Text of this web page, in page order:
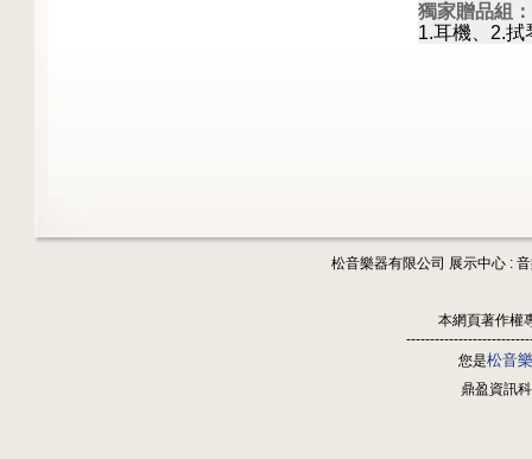
獨家贈品組：
1.耳機、2.
松音樂器有限公司 展示中心 :
本網頁著作權
您是松音
鼎盈資訊